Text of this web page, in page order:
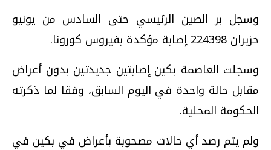
وسجل بر الصين الرئيسي حتى السادس من يونيو
حزيران 224398 إصابة مؤكدة بفيروس كورونا.
وسجلت العاصمة بكين إصابتين جديدتين بدون أعراض
مقابل حالة واحدة في اليوم السابق، وفقا لما ذكرته
الحكومة المحلية.
ولم يتم رصد أي حالات مصحوبة بأعراض في بكين في